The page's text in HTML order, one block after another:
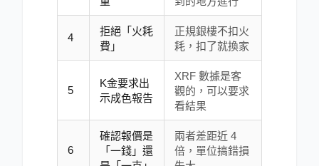
4
拒絕「火耗
費」
正規銀樓不扣火
耗，扣了就換家
5
K金要求出
示成色報告
XRF 數據是客
觀的，可以要求
看結果
6
確認報價是
「一錢」還
兩者差距近 4
倍，單位搞錯損